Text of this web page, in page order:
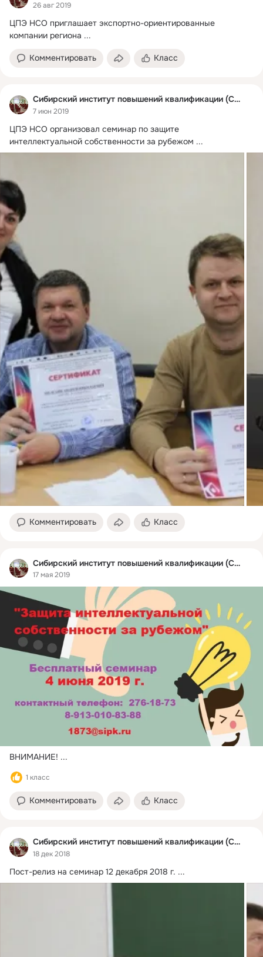
26 авг 2019
ЦПЭ НСО приглашает экспортно-ориентированные
компании региона ...
Комментировать Класс
Сибирский институт повышений квалификации (СИПК)
7 июн 2019
ЦПЭ НСО организовал семинар по защите
интеллектуальной собственности за рубежом ...
Комментировать Класс
Сибирский институт повышений квалификации (СИПК)
17 мая 2019
ВНИМАНИЕ! ...
1 класс
Комментировать Класс
Сибирский институт повышений квалификации (СИПК)
18 дек 2018
Пост-релиз на семинар 12 декабря 2018 г. ...